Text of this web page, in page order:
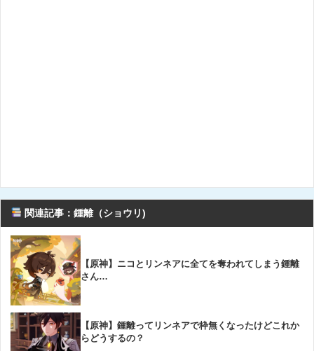
関連記事：鍾離（ショウリ)
【原神】ニコとリンネアに全てを奪われてしまう鍾離
さん…
【原神】鍾離ってリンネアで枠無くなったけどこれか
らどうするの？